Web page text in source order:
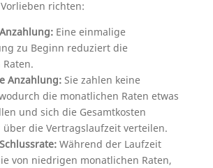
richten:
Eine einmalige
zu Beginn reduziert die
Anzahlung: Sie zahlen keine
die monatlichen Raten etwas
und sich die Gesamtkosten
die Vertragslaufzeit verteilen.
Während der Laufzeit
von niedrigen monatlichen Raten,